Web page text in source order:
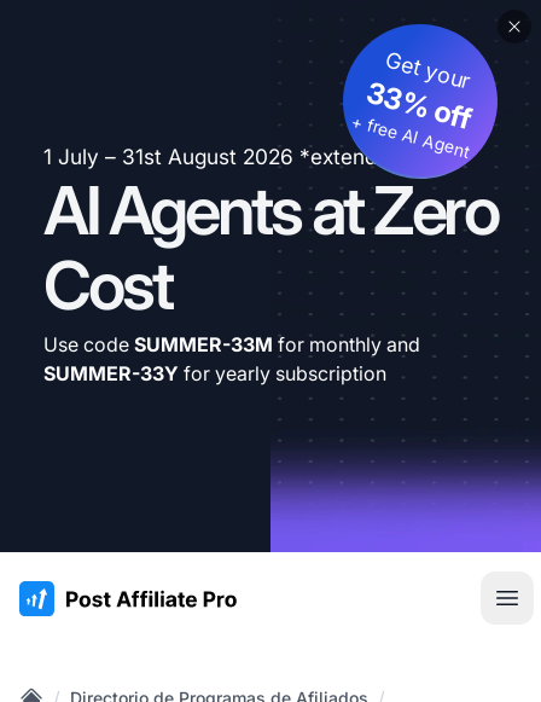
1 July – 31st August 2026 *extended
AI Agents at Zero
Cost
Get your
33% off
+ free AI Agent
Use code SUMMER-33M for monthly and
SUMMER-33Y for yearly subscription
:site.title
Directorio de Programas de Afiliados